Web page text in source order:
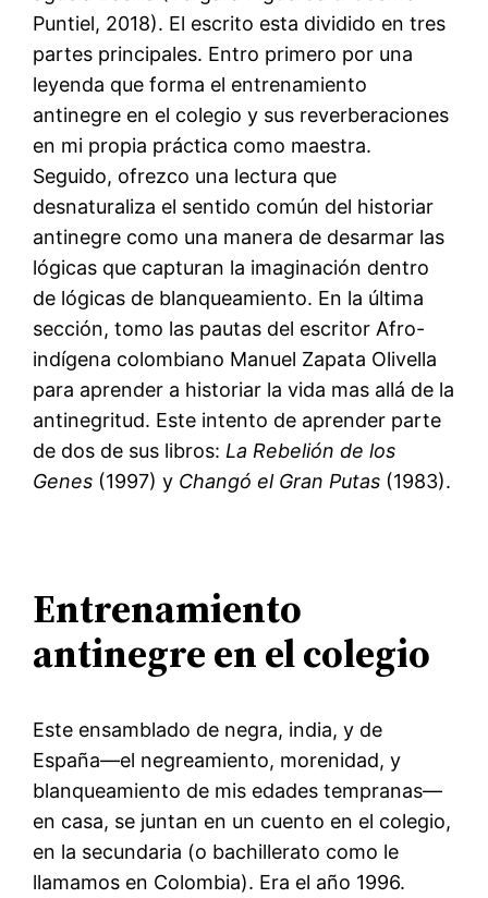
Puntiel, 2018). El escrito esta dividido en tres
partes principales. Entro primero por una
leyenda que forma el entrenamiento
antinegre en el colegio y sus reverberaciones
en mi propia práctica como maestra.
Seguido, ofrezco una lectura que
desnaturaliza el sentido común del historiar
antinegre como una manera de desarmar las
lógicas que capturan la imaginación dentro
de lógicas de blanqueamiento. En la última
sección, tomo las pautas del escritor Afro-
indígena colombiano Manuel Zapata Olivella
para aprender a historiar la vida mas allá de la
antinegritud. Este intento de aprender parte
de dos de sus libros: La Rebelión de los
Genes (1997) y Changó el Gran Putas (1983).
Entrenamiento
antinegre en el colegio
Este ensamblado de negra, india, y de
España—el negreamiento, morenidad, y
blanqueamiento de mis edades tempranas—
en casa, se juntan en un cuento en el colegio,
en la secundaria (o bachillerato como le
llamamos en Colombia). Era el año 1996.